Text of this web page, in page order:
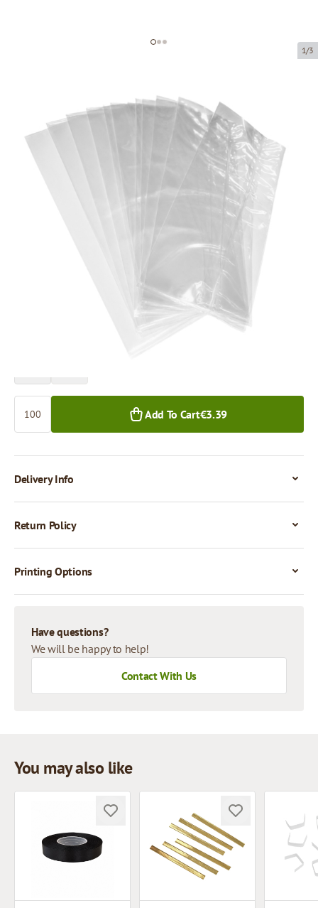
1/3
Polypropylene bag without fold
Product code:
Size:
100 x 200 mm
Material:
Thickness:
€2.66
1,000+ pcs.
Add To Cart€3.39
Delivery Info
Return Policy
Printing Options
Have questions?
We will be happy to help!
Contact With Us
You may also like